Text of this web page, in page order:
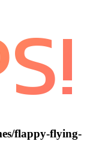
flappy-flying-